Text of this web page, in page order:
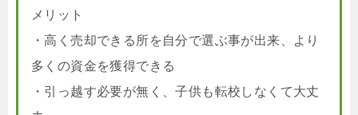
メリット
・高く売却できる所を自分で選ぶ事が出来、より
多くの資金を獲得できる
・引っ越す必要が無く、子供も転校しなくて大丈